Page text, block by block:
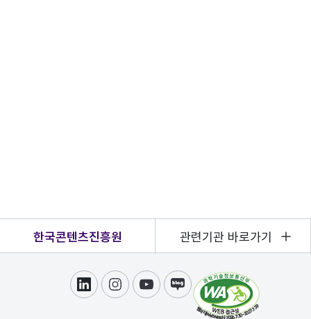
한국콘텐츠진흥원 관련기관 바로가기
링크드인인스타그램
유튜브블로그